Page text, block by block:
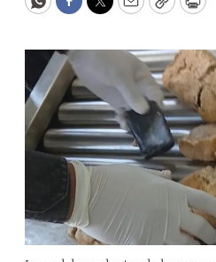
WhatsApp
Facebook
Twitter
EmailCopy